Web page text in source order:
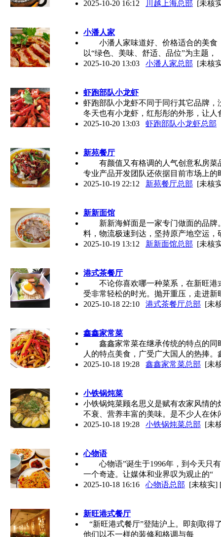
2025-10-20 16:12 川越上海总部 [未核
小潘人家
小潘人家味道好、价格适合的美食
以“绿色、美味、舒适、品位”为主题，
2025-10-20 13:03
小潘人家总部 [未核
虾跑部队小龙虾
虾跑部队小龙虾不同于同行其它品牌
冬天也有小龙虾，红彤彤的外形，让人
2025-10-20 13:03
虾跑部队小龙虾总部
新苑餐厅
有颜值又有格调的人气创意私房菜
专业产品开发团队还依据目前市场上的
2025-10-19 22:12
新苑餐厅总部 [未核
新新面馆
新新海鲜面是一家专门做面的品牌
料，物流极速到达，坚持原产地空运，
2025-10-19 13:12
新新面馆总部 [未核
港式茶餐厅
不论你喜欢哪一种菜系，在新旺港
受非常轻松的时光。抛开重压，走进新
2025-10-18 22:10
港式茶餐厅总部 [未
鑫鑫家常菜
鑫鑫家常菜在继承传统的特点的同
人的特点美食，广受广大国人的热捧。
2025-10-18 19:28
鑫鑫家常菜总部 [未
小铁锅炖菜
小铁锅炖菜顾名思义是赋有农家风情
不衰、营养丰富的美味。是不少人在休
2025-10-18 19:28
小铁锅炖菜总部 [未
心物语
心物语”诞生于1996年，到今天只有
一个奇迹。让媒体和业界叹为观止的“
2025-10-18 16:16
心物语总部 [未核实]
新旺港式餐厅
“新旺港式餐厅”登陆沪上。即刻取得
他们以不一样的装修和格调与每